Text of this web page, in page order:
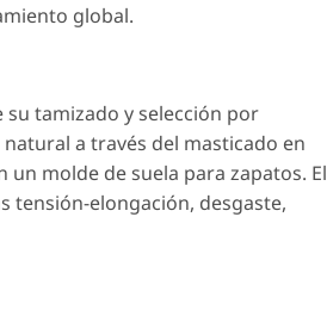
global.
tamizado y selección por
a través del masticado en
molde de suela para zapatos. El
tensión-elongación, desgaste,